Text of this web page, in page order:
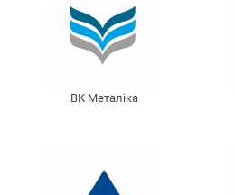
ВК Металіка